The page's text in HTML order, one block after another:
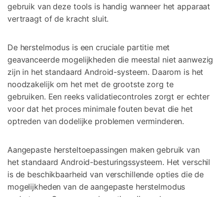
gebruik van deze tools is handig wanneer het apparaat
vertraagt of de kracht sluit.
De herstelmodus is een cruciale partitie met
geavanceerde mogelijkheden die meestal niet aanwezig
zijn in het standaard Android-systeem. Daarom is het
noodzakelijk om het met de grootste zorg te
gebruiken. Een reeks validatiecontroles zorgt er echter
voor dat het proces minimale fouten bevat die het
optreden van dodelijke problemen verminderen.
Aangepaste hersteltoepassingen maken gebruik van
het standaard Android-besturingssysteem. Het verschil
is de beschikbaarheid van verschillende opties die de
mogelijkheden van de aangepaste herstelmodus